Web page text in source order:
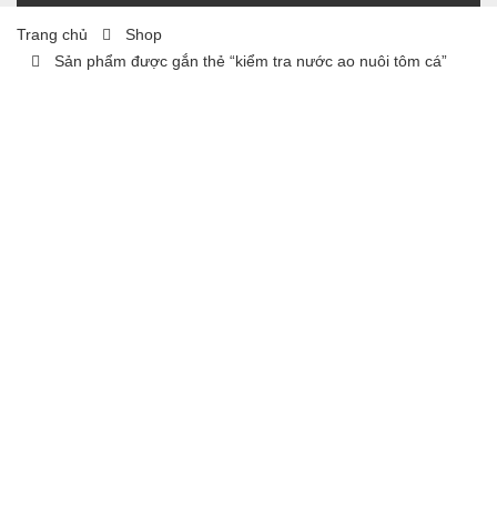
Trang chủ
Shop
Sản phẩm được gắn thẻ “kiểm tra nước ao nuôi tôm cá”